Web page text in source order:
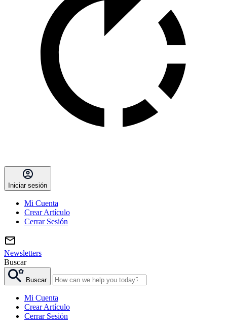
Iniciar sesión
Mi Cuenta
Crear Artículo
Cerrar Sesión
Newsletters
Buscar
Buscar
Mi Cuenta
Crear Artículo
Cerrar Sesión